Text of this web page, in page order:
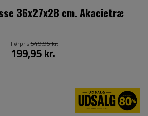
36x27x28 cm. Akacietræ
199,95 kr.
Førpris549,95 kr.